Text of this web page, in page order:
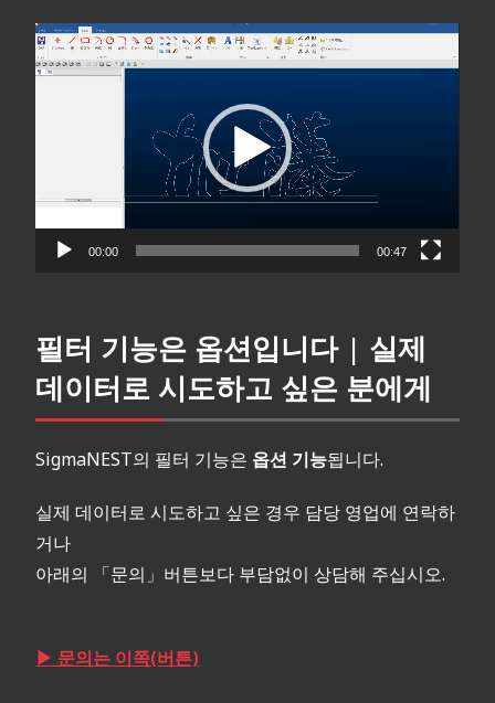
동
영
어
00:00 00:47
필터 기능은 옵션입니다 | 실제
데이터로 시도하고 싶은 분에게
SigmaNEST의 필터 기능은 옵션 기능됩니다.
실제 데이터로 시도하고 싶은 경우 담당 영업에 연락하
거나
아래의 「문의」버튼보다 부담없이 상담해 주십시오.
▶ 문의는 이쪽(버튼)